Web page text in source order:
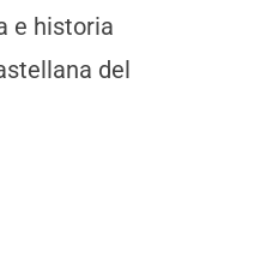
e historia
del